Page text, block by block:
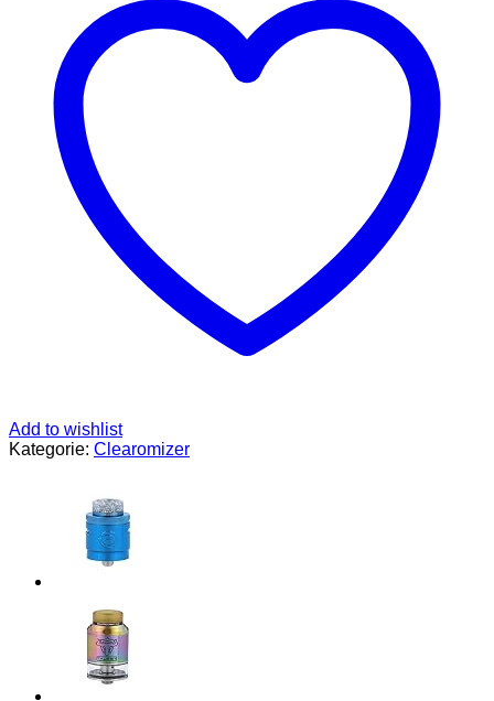
Packung,
Farbe
silber
Menge
Add to wishlist
Kategorie: Clearomizer